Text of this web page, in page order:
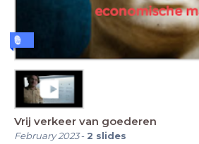
Vrij verkeer van goederen
February 2023- 2 slides